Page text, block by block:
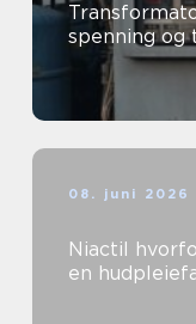
Transformator nøkkelen til
spenning
08. juni 2026
Niactil hvorfor denne gelkremen har blitt
en